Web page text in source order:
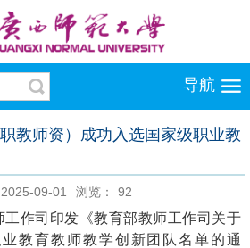
导航
教师资）成功入选国家级职业教
09-01 浏览： 92
工作司印发《教育部教师工作司关于
教育教师教学创新团队名单的通